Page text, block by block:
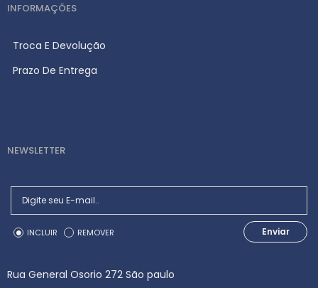
INFORMAÇÕES
Troca E Devolução
Prazo De Entrega
NEWSLETTER
INCLUIR REMOVER Enviar
Rua General Osorio 272 São paulo